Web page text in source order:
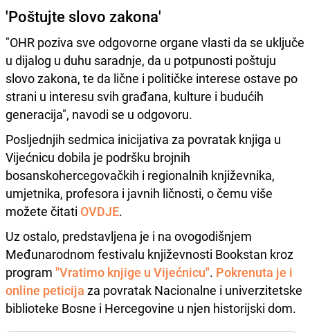
'Poštujte slovo zakona'
"OHR poziva sve odgovorne organe vlasti da se uključe
u dijalog u duhu saradnje, da u potpunosti poštuju
slovo zakona, te da lične i političke interese ostave po
strani u interesu svih građana, kulture i budućih
generacija", navodi se u odgovoru.
Posljednjih sedmica inicijativa za povratak knjiga u
Vijećnicu dobila je podršku brojnih
bosanskohercegovačkih i regionalnih književnika,
umjetnika, profesora i javnih ličnosti, o čemu više
možete čitati OVDJE.
Uz ostalo, predstavljena je i na ovogodišnjem
Međunarodnom festivalu književnosti Bookstan kroz
program "Vratimo knjige u Vijećnicu". Pokrenuta je i
online peticija za povratak Nacionalne i univerzitetske
biblioteke Bosne i Hercegovine u njen historijski dom.